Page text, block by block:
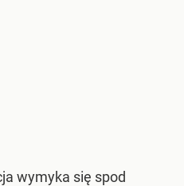
wymyka się spod